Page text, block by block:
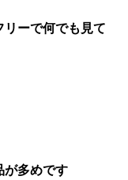
リーで何でも見て
が多めです